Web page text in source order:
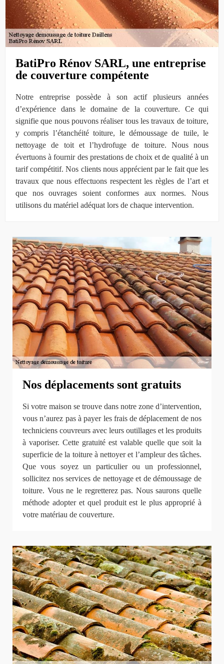
BatiPro Rénov SARL, une entreprise
de couverture compétente
Notre entreprise possède à son actif plusieurs années
d’expérience dans le domaine de la couverture. Ce qui
signifie que nous pouvons réaliser tous les travaux de toiture,
y compris l’étanchéité toiture, le démoussage de tuile, le
nettoyage de toit et l’hydrofuge de toiture. Nous nous
évertuons à fournir des prestations de choix et de qualité à un
tarif compétitif. Nos clients nous apprécient par le fait que les
travaux que nous effectuons respectent les règles de l’art et
que nos ouvrages soient conformes aux normes. Nous
utilisons du matériel adéquat lors de chaque intervention.
Nos déplacements sont gratuits
Si votre maison se trouve dans notre zone d’intervention,
vous n’aurez pas à payer les frais de déplacement de nos
techniciens couvreurs avec leurs outillages et les produits
à vaporiser. Cette gratuité est valable quelle que soit la
superficie de la toiture à nettoyer et l’ampleur des tâches.
Que vous soyez un particulier ou un professionnel,
sollicitez nos services de nettoyage et de démoussage de
toiture. Vous ne le regretterez pas. Nous saurons quelle
méthode adopter et quel produit est le plus approprié à
votre matériau de couverture.